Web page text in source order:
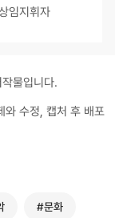
임지휘자
물입니다.
와 수정, 캡처 후 배포
#문화